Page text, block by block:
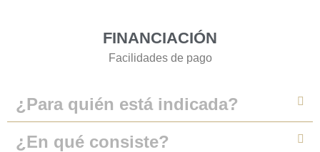
FINANCIACIÓN
Facilidades de pago
¿Para quién está indicada?
¿En qué consiste?